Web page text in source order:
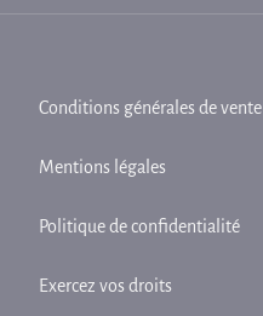
Conditions générales de vente
Mentions légales
Politique de confidentialité
Exercez vos droits